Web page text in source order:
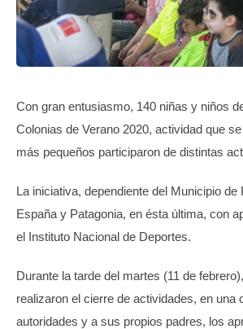
Con gran entusiasmo, 140 niñas y niños
Colonias de Verano 2020, actividad que
más pequeños participaron de distintas
La iniciativa, dependiente del Municipio
España y Patagonia, en ésta última, con
el Instituto Nacional de Deportes.
Durante la tarde del martes (11 de
realizaron el cierre de actividades, en
autoridades y a sus propios padres, los